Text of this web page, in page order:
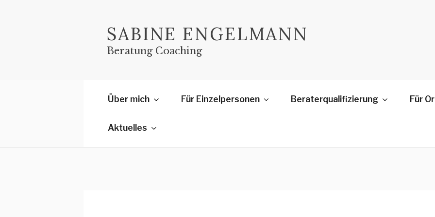
SABINE ENGELMANN
Beratung Coaching
Über mich Für Einzelpersonen Beraterqualifizierung Für
Aktuelles